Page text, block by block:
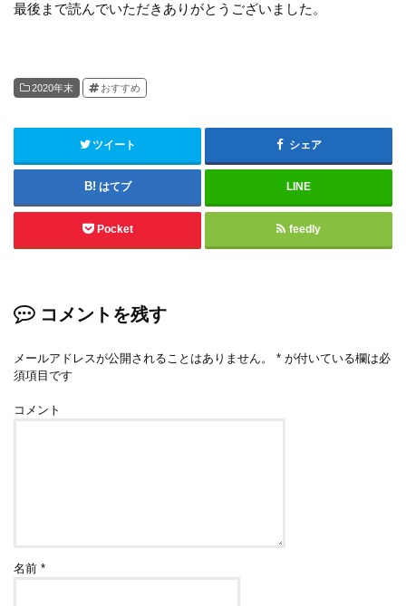
最後まで読んでいただきありがとうございました。
2020年末 おすすめ
ツイート シェア
はてブ LINE
Pocket feedly
コメントを残す
メールアドレスが公開されることはありません。 * が付いている欄は必
須項目です
コメント
名前*